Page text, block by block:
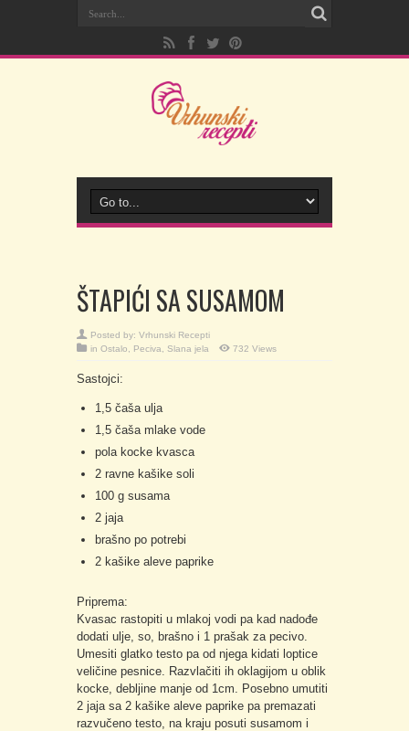
ŠTAPIĆI SA SUSAMOM
Posted by: Vrhunski Recepti
in Ostalo Peciva Slana jela 732 Views
Sastojci:
1,5 čaša ulja
1,5 čaša mlake vode
pola kocke kvasca
2 ravne kašike soli
100 g susama
2 jaja
brašno po potrebi
2 kašike aleve paprike
Priprema:
Kvasac rastopiti u mlakoj vodi pa kad nadođe
dodati ulje, so, brašno i 1 prašak za pecivo.
Umesiti glatko testo pa od njega kidati loptice
veličine pesnice. Razvlačiti ih oklagijom u oblik
kocke, debljine manje od 1cm. Posebno umutiti
2 jaja sa 2 kašike aleve paprike pa premazati
razvučeno testo, na kraju posuti susamom i